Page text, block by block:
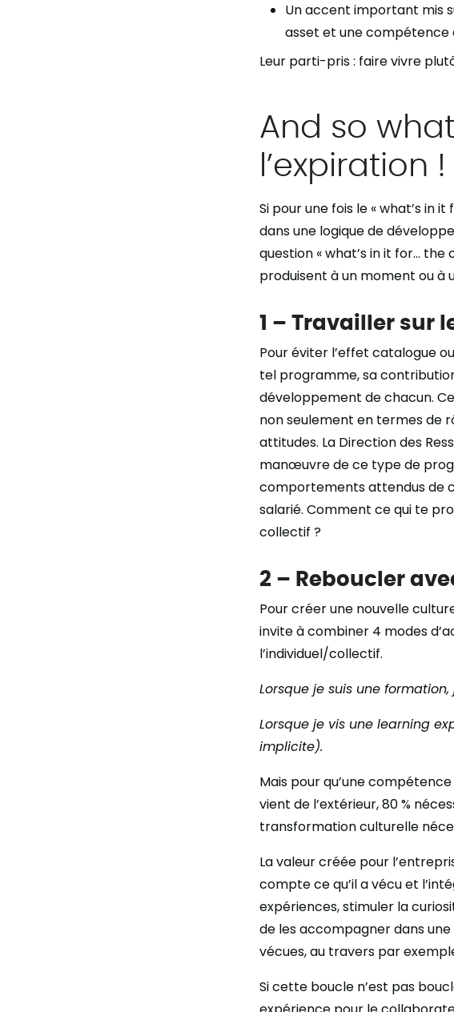
Un accent important mis
asset et une
Leur parti-pris : faire vivre
And so
l’expiration !
Si pour une fois le « what’s in
dans une logique de
question « what’s in it for…
produisent à un moment ou à
1 – Travailler sur
Pour éviter l’effet catalogue
tel programme, sa
développement de chacun.
non seulement en termes de
attitudes. La Direction des
manœuvre de ce type de
comportements attendus de
salarié. Comment ce qui te
collectif ?
2 – Reboucler
Pour créer une nouvelle
invite à combiner 4 modes
l’individuel/collectif.
Lorsque je suis une
Lorsque je vis une learning
implicite).
Mais pour qu’une
vient de l’extérieur, 80 %
transformation culturelle
La valeur créée pour
compte ce qu’il a vécu et
expériences, stimuler la
de les accompagner dans
vécues, au travers par
Si cette boucle n’est pas